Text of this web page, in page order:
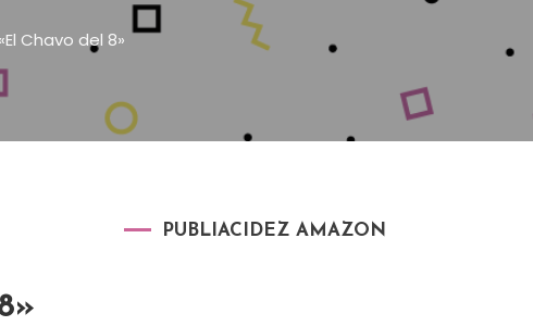
Chavo del 8»
PUBLIACIDEZ AMAZON